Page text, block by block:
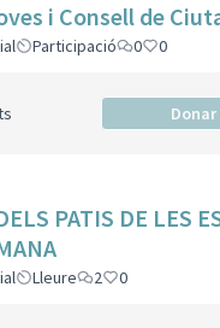
i Consell de
Participació 0 0
PATIS DE LES
Lleure 2 0